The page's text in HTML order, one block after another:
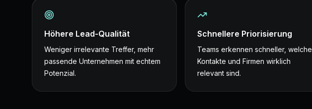
Höhere Lead-Qualität
Weniger irrelevante Treffer, mehr
passende Unternehmen mit echtem
Potenzial.
Schnellere Priorisierung
Teams erkennen schneller, welche
Kontakte und Firmen wirklich
relevant sind.